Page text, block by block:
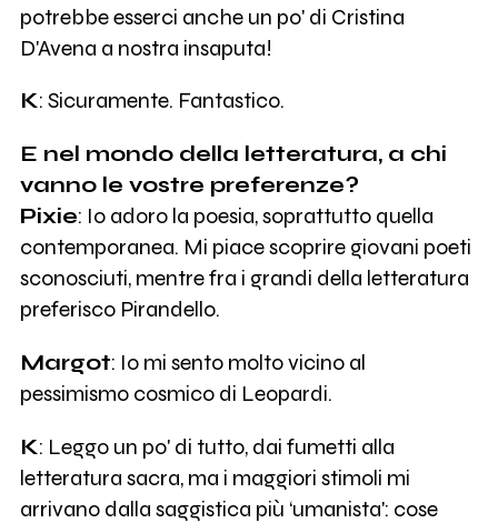
potrebbe esserci anche un po' di Cristina
D'Avena a nostra insaputa!
K: Sicuramente. Fantastico.
E nel mondo della letteratura, a chi
vanno le vostre preferenze?
Pixie: Io adoro la poesia, soprattutto quella
contemporanea. Mi piace scoprire giovani poeti
sconosciuti, mentre fra i grandi della letteratura
preferisco Pirandello.
Margot: Io mi sento molto vicino al
pessimismo cosmico di Leopardi.
K: Leggo un po' di tutto, dai fumetti alla
letteratura sacra, ma i maggiori stimoli mi
arrivano dalla saggistica più ‘umanista': cose